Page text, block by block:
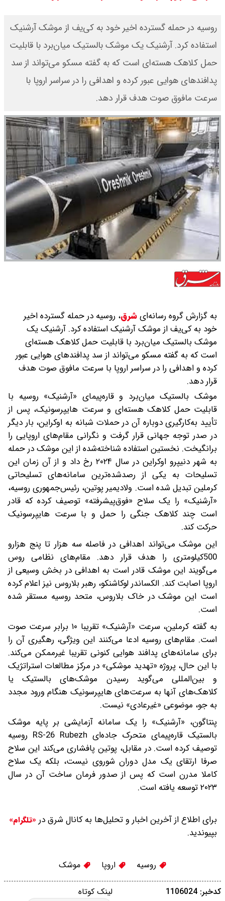
شنبه ۱۷ مرداد ۱۴۰۵ / قیمت دنا چند ؟
+ جدول
ثبت نام سایپا از امروز ۱۷ مرداد ۱۴۰۵
پرداخت ۵۰۰ میلیون تومان + لینک
شاخص بورس امروز شنبه ۱۷ مرداد
۱۴۰۵ / شاخص افزایشی شد + تحلیل
روسیه در حمله گسترده اخیر خود به کی‌یف از موشک آرشنیک
استفاده کرد. آرشنیک یک موشک بالستیک میان‌برد با قابلیت
حمل کلاهک هسته‌ای است که به گفته مسکو می‌تواند از سد
پدافندهای هوایی عبور کرده و اهدافی را در سراسر اروپا با
سرعت مافوق صوت هدف قرار دهد.
به گزارش گروه رسانه‌ایشرق، روسیه در حمله گسترده اخیر
خود به کی‌یف از موشک آرشنیک استفاده کرد. آرشنیک یک
موشک بالستیک میان‌برد با قابلیت حمل کلاهک هسته‌ای
است که به گفته مسکو می‌تواند از سد پدافندهای هوایی عبور
کرده و اهدافی را در سراسر اروپا با سرعت مافوق صوت هدف
قرار دهد.
موشک بالستیک میان‌برد و قاره‌پیمای «آرشنیک» روسیه با
قابلیت حمل کلاهک هسته‌ای و سرعت هایپرسونیک، پس از
تأیید به‌کارگیری دوباره آن در حملات شبانه به اوکراین، بار دیگر
در صدر توجه جهانی قرار گرفت و نگرانی مقام‌های اروپایی را
برانگیخت. نخستین استفاده شناخته‌شده از این موشک در حمله
به شهر دنیپرو اوکراین در سال ۲۰۲۴ رخ داد و از آن زمان این
تسلیحات به یکی از رصدشده‌ترین سامانه‌های تسلیحاتی
کرملین تبدیل شده است. ولادیمیر پوتین، رئیس‌جمهوری روسیه،
«آرشنیک» را یک سلاح «فوق‌پیشرفته» توصیف کرده که قادر
است چند کلاهک جنگی را حمل و با سرعت هایپرسونیک
حرکت کند.
این موشک می‌تواند اهدافی در فاصله سه هزار تا پنج هزارو
500کیلومتری را هدف قرار دهد. مقام‌های نظامی روس
می‌گویند این موشک قادر است به اهدافی در بخش وسیعی از
اروپا اصابت کند. الکساندر لوکاشنکو، رهبر بلاروس نیز اعلام کرده
است این موشک در خاک بلاروس، متحد روسیه مستقر شده
است.
به گفته کرملین، سرعت «آرشنیک» تقریبا ۱۰ برابر سرعت صوت
است. مقام‌های روسیه ادعا می‌کنند این ویژگی، رهگیری آن را
برای سامانه‌های پدافند هوایی کنونی تقریبا غیرممکن می‌کند.
با این حال، پروژه «تهدید موشکی» در مرکز مطالعات استراتژیک
و بین‌المللی می‌گوید رسیدن موشک‌های بالستیک یا
کلاهک‌های آنها به سرعت‌های هایپرسونیک هنگام ورود مجدد
به جو، موضوعی «غیرعادی» نیست.
پنتاگون، «آرشنیک» را یک سامانه آزمایشی بر پایه موشک
بالستیک قاره‌پیمای متحرک جاده‌ای RS-26 Rubezh روسیه
توصیف کرده است. در مقابل، پوتین پافشاری می‌کند این سلاح
صرفا ارتقای یک مدل دوران شوروی نیست، بلکه یک سلاح
کاملا مدرن است که پس از صدور فرمان ساخت آن در سال
۲۰۲۳ توسعه یافته است.
برای اطلاع از آخرین اخبار و تحلیل‌ها به کانال شرق در «تلگرام»
بپیوندید.
روسیه اروپا موشک
لینک کوتاه کدخبر: 1106024